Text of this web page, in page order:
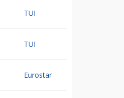
TUI
TUI
Eurostar